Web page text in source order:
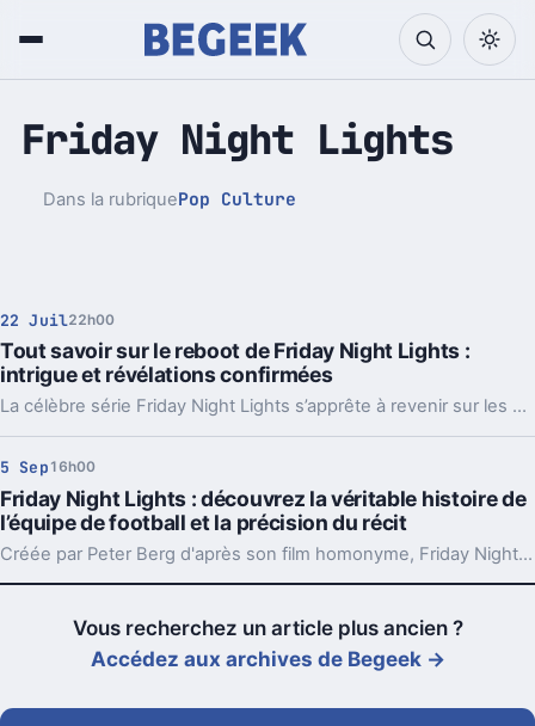
Friday Night Lights
Dans la rubriquePop Culture
22 Juil22h00
Tout savoir sur le reboot de Friday Night Lights :
intrigue et révélations confirmées
La célèbre série Friday Night Lights s’apprête à revenir sur les écrans avec un reboot très attendu. Les premiers éléments d’intrigue et plusieurs informations concrètes viennent d’être révélés, nourrissant l’impatience des fans et des curieux.
5 Sep 16h00
Friday Night Lights : découvrez la véritable histoire de
l’équipe de football et la précision du récit
Créée par Peter Berg d'après son film homonyme, Friday Night Lights est une série dramatique qui plonge au cœur de la vie d'une petite ville du Texas, où le football américain est bien plus qu'un sport. Elle explore les enjeux personnels et sociaux des joueurs, de leurs familles et de leur entraîneur, révélant les espoirs et les défis d'une communauté unie par la passion du jeu.
Vous recherchez un article plus ancien ?
Accédez aux archives de Begeek →